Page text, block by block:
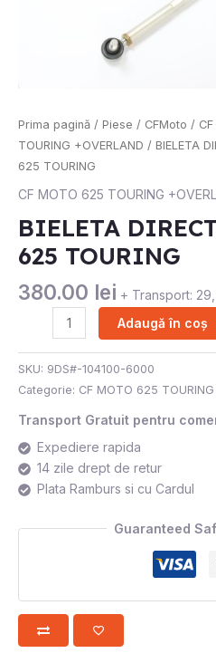
Prima pagină / Piese / CFMoto /
TOURING +OVERLAND / BIELETA
625 TOURING
CF MOTO 625 TOURING
BIELETA
625 TOURING
380.00 lei + Transport:
Cantitate
BIELETA
DIRECTIE
CG
625
TOURING
Adaugă în coș
SKU: 9DS#-104100-6000
Categorie: CF MOTO 625
Transport Gratuit pentru
Expediere rapida
14 zile drept de retur
Plata Ramburs si cu Cardul
Guaranteed